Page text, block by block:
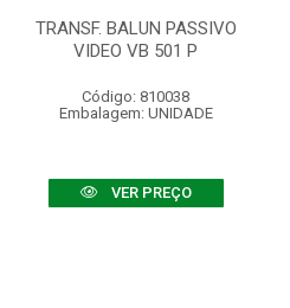
TRANSF. BALUN PASSIVO
VIDEO VB 501 P
Código: 810038
Embalagem: UNIDADE
VER PREÇO